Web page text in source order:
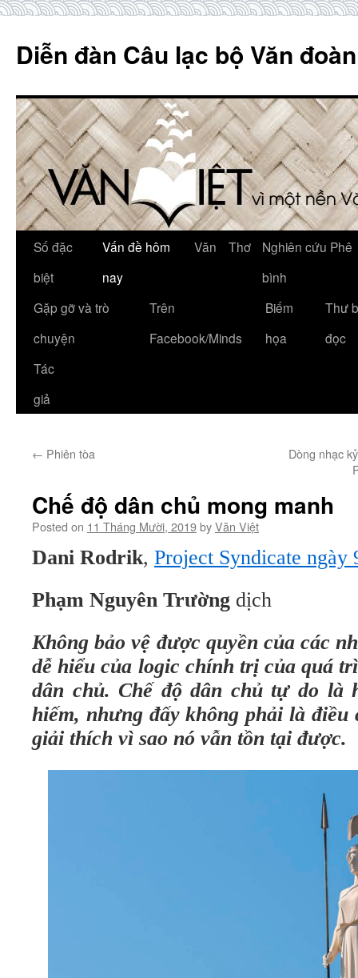
content
Diễn đàn Câu lạc bộ Văn
Số đặc
biệt
Vấn đề hôm
nay
Văn Thơ
Nghiên cứu Phê
bình
Gặp gỡ và trò
chuyện
Trên
Facebook/Minds
Biếm
họa
Thư
đọc
Tác
giả
← Phiên tòa
Dòng nhạc
Chế độ dân chủ mong manh
Posted on 11 Tháng Mười, 2019byVăn Việt
Dani Rodrik, Project Syndicate ngày
Phạm Nguyên Trường dịch
Không bảo vệ được quyền của các
dễ hiểu của logic chính trị của quá
dân chủ. Chế độ dân chủ tự do là
hiếm, nhưng đấy không phải là điều
giải thích vì sao nó vẫn tồn tại được.